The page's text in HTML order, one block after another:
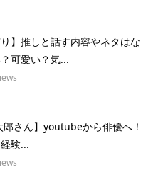
り】推しと話す内容やネタはな
可愛い？気...
郎さん】youtubeから俳優へ！
験...